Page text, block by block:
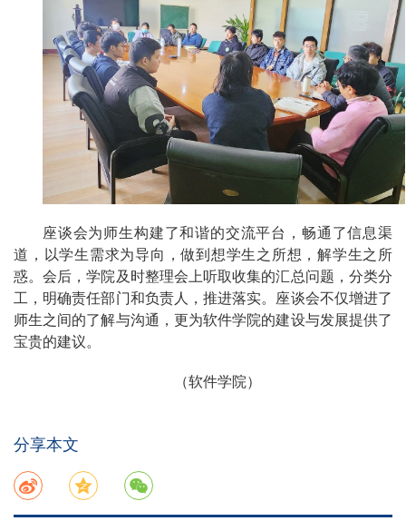
座谈会为师生构建了和谐的交流平台，畅通了信息渠
道，以学生需求为导向，做到想学生之所想，解学生之所
惑。会后，学院及时整理会上听取收集的汇总问题，分类分
工，明确责任部门和负责人，推进落实。座谈会不仅增进了
师生之间的了解与沟通，更为软件学院的建设与发展提供了
宝贵的建议。
（软件学院）
分享本文